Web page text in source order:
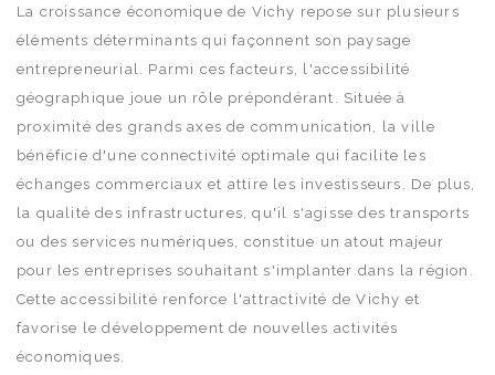
La croissance économique de Vichy repose sur plusieurs
éléments déterminants qui façonnent son paysage
entrepreneurial. Parmi ces facteurs, l'accessibilité
géographique joue un rôle prépondérant. Située à
proximité des grands axes de communication, la ville
bénéficie d'une connectivité optimale qui facilite les
échanges commerciaux et attire les investisseurs. De plus,
la qualité des infrastructures, qu'il s'agisse des transports
ou des services numériques, constitue un atout majeur
pour les entreprises souhaitant s'implanter dans la région.
Cette accessibilité renforce l'attractivité de Vichy et
favorise le développement de nouvelles activités
économiques.